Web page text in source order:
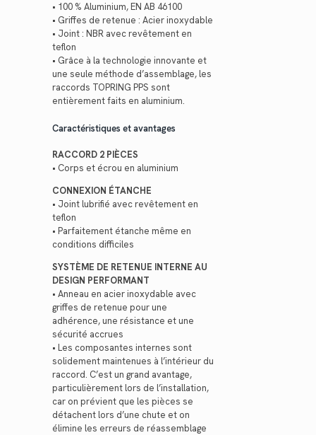
• 100 % Aluminium, EN AB 46100
• Griffes de retenue : Acier inoxydable
• Joint : NBR avec revêtement en
teflon
• Grâce à la technologie innovante et
une seule méthode d’assemblage, les
raccords TOPRING PPS sont
entièrement faits en aluminium.
Caractéristiques et avantages
RACCORD 2 PIÈCES
• Corps et écrou en aluminium
CONNEXION ÉTANCHE
• Joint lubrifié avec revêtement en
teflon
• Parfaitement étanche même en
conditions difficiles
SYSTÈME DE RETENUE INTERNE AU
DESIGN PERFORMANT
• Anneau en acier inoxydable avec
griffes de retenue pour une
adhérence, une résistance et une
sécurité accrues
• Les composantes internes sont
solidement maintenues à l’intérieur du
raccord. C’est un grand avantage,
particulièrement lors de l’installation,
car on prévient que les pièces se
détachent lors d’une chute et on
élimine les erreurs de réassemblage